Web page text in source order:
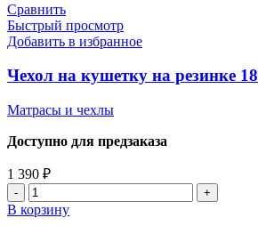
Сравнить
Быстрый просмотр
Добавить в избранное
Чехол на кушетку на резинке
Матрасы и чехлы
Доступно для предзаказа
1 390 ₽
В корзину